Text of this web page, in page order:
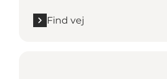
Find vej